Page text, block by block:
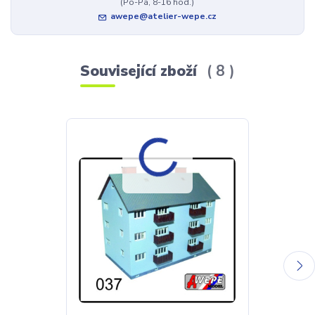
awepe@atelier-wepe.cz
Související zboží 8